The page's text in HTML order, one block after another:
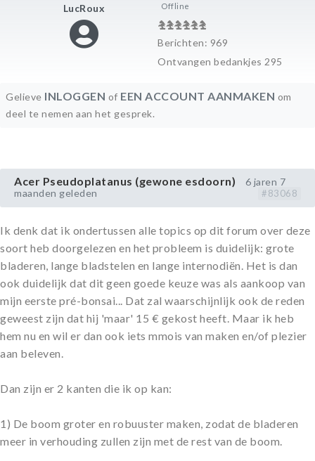
LucRoux Offline
Berichten: 969
Ontvangen bedankjes 295
Gelieve INLOGGEN of EEN ACCOUNT AANMAKEN om
deel te nemen aan het gesprek.
Acer Pseudoplatanus (gewone esdoorn)
6 jaren 7
maanden geleden
#83068
Ik denk dat ik ondertussen alle topics op dit forum over deze
soort heb doorgelezen en het probleem is duidelijk: grote
bladeren, lange bladstelen en lange internodiën. Het is dan
ook duidelijk dat dit geen goede keuze was als aankoop van
mijn eerste pré-bonsai... Dat zal waarschijnlijk ook de reden
geweest zijn dat hij 'maar' 15 € gekost heeft. Maar ik heb
hem nu en wil er dan ook iets mmois van maken en/of plezier
aan beleven.
Dan zijn er 2 kanten die ik op kan:
1) De boom groter en robuuster maken, zodat de bladeren
meer in verhouding zullen zijn met de rest van de boom.